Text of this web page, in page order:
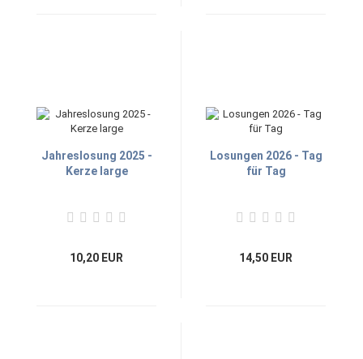
Jahreslosung 2025 -
Kerze large
10,20 EUR
Losungen 2026 - Tag
für Tag
14,50 EUR